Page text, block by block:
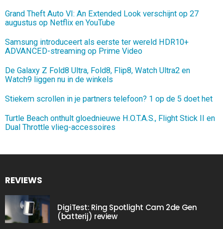
Grand Theft Auto VI: An Extended Look verschijnt op 27
augustus op Netflix en YouTube
Samsung introduceert als eerste ter wereld HDR10+
ADVANCED-streaming op Prime Video
De Galaxy Z Fold8 Ultra, Fold8, Flip8, Watch Ultra2 en
Watch9 liggen nu in de winkels
Stiekem scrollen in je partners telefoon? 1 op de 5 doet het
Turtle Beach onthult gloednieuwe H.O.T.A.S., Flight Stick II en
Dual Throttle vlieg-accessoires
REVIEWS
DigiTest: Ring Spotlight Cam 2de Gen
(batterij) review